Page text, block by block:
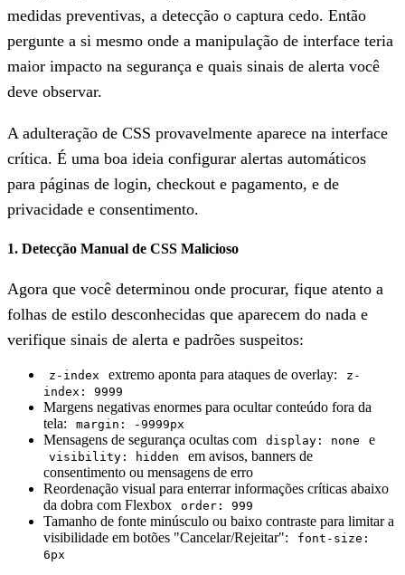
medidas preventivas, a detecção o captura cedo. Então
pergunte a si mesmo onde a manipulação de interface teria
maior impacto na segurança e quais sinais de alerta você
deve observar.
A adulteração de CSS provavelmente aparece na interface
crítica. É uma boa ideia configurar alertas automáticos
para páginas de login, checkout e pagamento, e de
privacidade e consentimento.
1. Detecção Manual de CSS Malicioso
Agora que você determinou onde procurar, fique atento a
folhas de estilo desconhecidas que aparecem do nada e
verifique sinais de alerta e padrões suspeitos:
z-index extremo aponta para ataques de overlay:
z-
index: 9999
Margens negativas enormes para ocultar conteúdo fora da
tela:
margin: -9999px
Mensagens de segurança ocultas com display: none e
visibility: hidden
em avisos, banners de
consentimento ou mensagens de erro
Reordenação visual para enterrar informações críticas abaixo
da dobra com Flexbox
order: 999
Tamanho de fonte minúsculo ou baixo contraste para limitar a
visibilidade em botões "Cancelar/Rejeitar":
font-size:
6px